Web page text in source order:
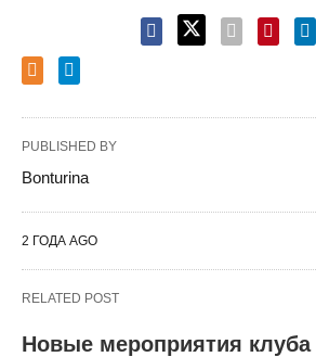
PUBLISHED BY
Bonturina
2 ГОДА AGO
RELATED POST
Новые мероприятия клуба